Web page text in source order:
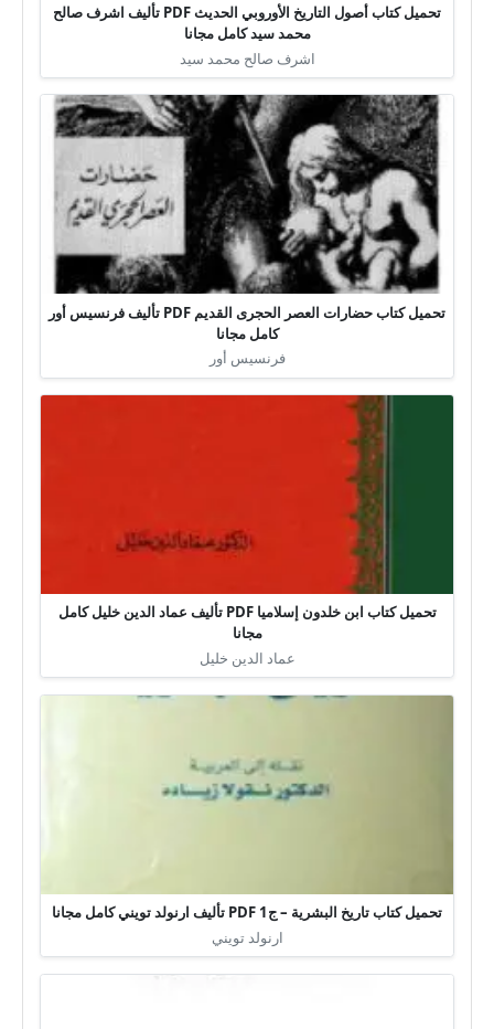
تحميل كتاب أصول التاريخ الأوروبي الحديث PDF تأليف اشرف صالح
محمد سيد كامل مجانا
اشرف صالح محمد سيد
تحميل كتاب حضارات العصر الحجرى القديم PDF تأليف فرنسيس أور
كامل مجانا
فرنسيس أور
تحميل كتاب ابن خلدون إسلاميا PDF تأليف عماد الدين خليل كامل
مجانا
عماد الدين خليل
تحميل كتاب تاريخ البشرية – ج1 PDF تأليف ارنولد تويني كامل مجانا
ارنولد تويني